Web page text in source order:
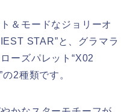
＆モードなジョリーオ
STAR”と、グラマラ
ーズパレット“X02
2種類です。